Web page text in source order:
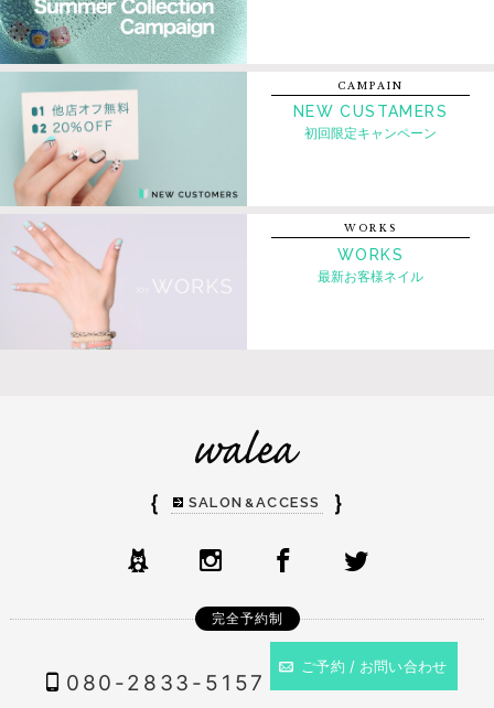
CAMPAIN
NEW CUSTAMERS
初回限定キャンペーン
WORKS
WORKS
最新お客様ネイル
｛ SALON & ACCESS ｝
完全予約制
080-2833-5157
ご予約 / お問い合わせ